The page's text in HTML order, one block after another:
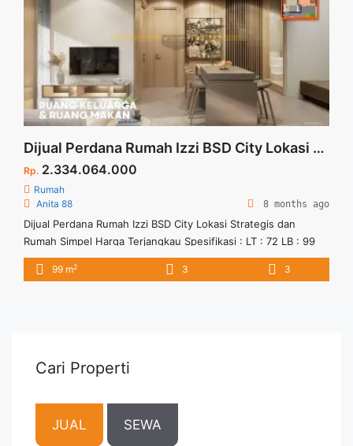
Dijual Perdana Rumah Izzi BSD City Lokasi Strategis dan Rumah Simpel Harga Terjangkau
Rp. 2.334.064.000
Rumah
Anita 88
8 months ago
Dijual Perdana Rumah Izzi BSD City Lokasi Strategis dan
Rumah Simpel Harga Terjangkau Spesifikasi : LT : 72 LB : 99
Carport Taman Hadir dengan 2 Tipe 5 ( 2 Bedroom), Tipe 6 ( 3
Bedroom) Blok B6/2
99 m2 3 3
Cari Properti
JUAL SEWA